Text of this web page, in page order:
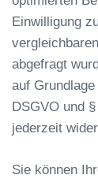
Einwilligung
abgefragt
auf
DSGVO und
jederzeit
Sie können